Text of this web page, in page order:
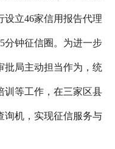
立46家信用报告代理
分钟征信圈。为进一步
批局主动担当作为，统
训等工作，在三家区县
询机，实现征信服务与